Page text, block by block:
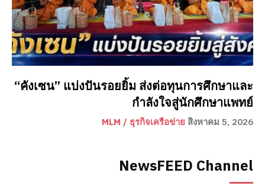
“คังเซน” แบ่งปันรอยยิ้ม ส่งต่อทุนการศึกษาและ
กำลังใจสู่นักศึกษาแพทย์
MLM / ธุรกิจเครือข่าย สิงหาคม 5, 2026
NewsFEED Channel